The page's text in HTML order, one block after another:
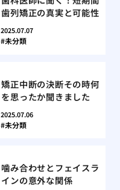
歯列矯正の真実と可能性
2025.07.07
未分類
矯正中断の決断その時何
を思ったか聞きました
2025.07.06
未分類
噛み合わせとフェイスラ
インの意外な関係